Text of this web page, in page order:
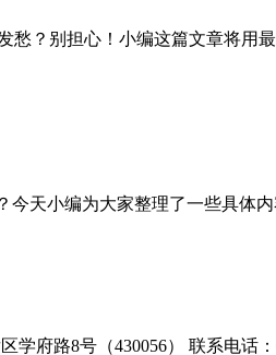
？别担心！小编这篇文章将用
小编为大家整理了一些具体
学府路8号（430056） 联系电话：